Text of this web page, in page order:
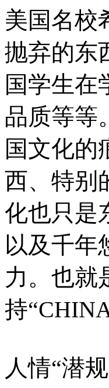
美国名校
抛弃的东
国学生在
品质等等
国文化的
西、特别
化也只是
以及千年
力。也就
持
人情“潜